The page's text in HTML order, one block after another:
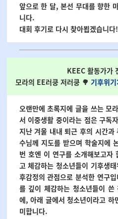
앞으로 한 달, 본선 무대를 향한
니다.
대회 후기로 다시 찾아뵙겠습니다!
KEEC 활동가가
모라의 EE러쿵 저러쿵 🌳 기후위
오랜만에 초록지에 글을 쓰는 모
서 이중생활 중이라는 점은 구독
지난 겨울 내내 퇴근 후의 시간
수님께 지도를 받으며 학술지에
번 호엔 이 연구를 소개해보고자
고 체감하는 청소년들이 기후생
후감정의 관점으로 분석한 연구
를 깊이 체감하는 청소년들이
에, 아래 글에서 청소년이라고 하
미합니다.